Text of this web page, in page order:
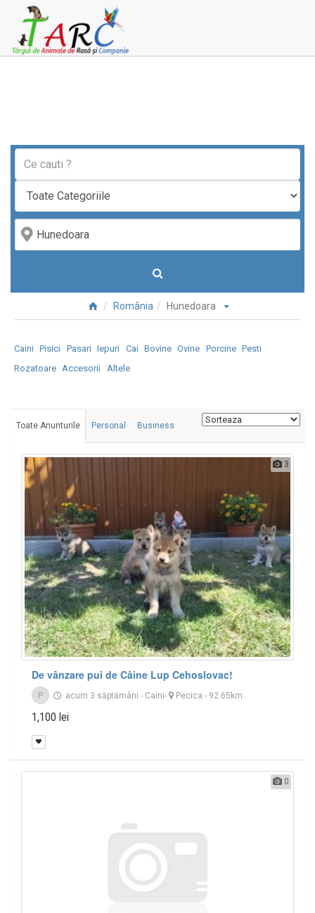
România Hunedoara
Caini Pisici Pasari Iepuri Cai Bovine Ovine Porcine Pesti
Rozatoare Accesorii Altele
Toate Anunturile Personal Business
3
De vânzare pui de Câine Lup Cehoslovac!
P acum 3 săptămâni - Caini- Pecica - 92.65km
1,100 lei
0